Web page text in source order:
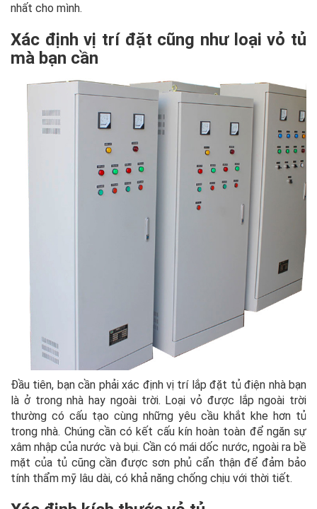
nhất cho mình.
Xác định vị trí đặt cũng như loại vỏ tủ
mà bạn cần
Đầu tiên, bạn cần phải xác định vị trí lắp đặt tủ điện nhà bạn
là ở trong nhà hay ngoài trời. Loại vỏ được lắp ngoài trời
thường có cấu tạo cùng những yêu cầu khắt khe hơn tủ
trong nhà. Chúng cần có kết cấu kín hoàn toàn để ngăn sự
xâm nhập của nước và bụi. Cần có mái dốc nước, ngoài ra bề
mặt của tủ cũng cần được sơn phủ cẩn thận để đảm bảo
tính thẩm mỹ lâu dài, có khả năng chống chịu với thời tiết.